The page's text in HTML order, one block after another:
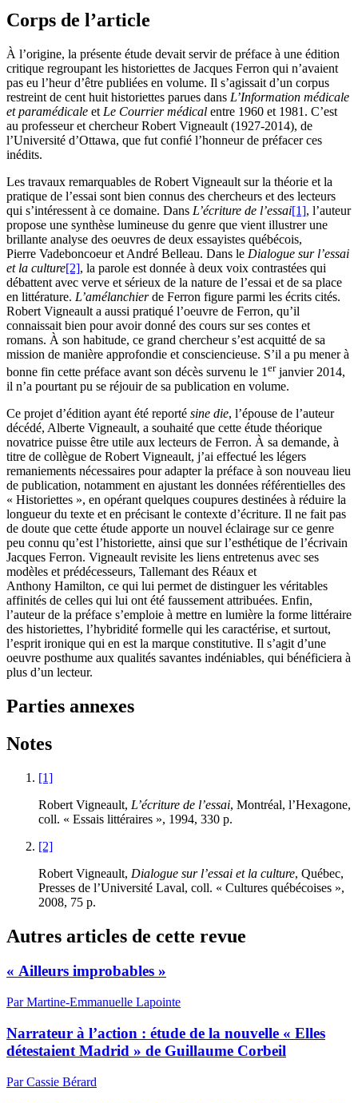
Corps de l’article
À l’origine, la présente étude devait servir de préface à une édition
critique regroupant les historiettes de Jacques Ferron qui n’avaient
pas eu l’heur d’être publiées en volume. Il s’agissait d’un corpus
restreint de cent huit historiettes parues dans L’Information médicale
et paramédicale et Le Courrier médical entre 1960 et 1981. C’est
au professeur et chercheur Robert Vigneault (1927-2014), de
l’Université d’Ottawa, que fut confié l’honneur de préfacer ces
inédits.
Les travaux remarquables de Robert Vigneault sur la théorie et la
pratique de l’essai sont bien connus des chercheurs et des lecteurs
qui s’intéressent à ce domaine. Dans L’écriture de l’essai[1], l’auteur
propose une synthèse lumineuse du genre que vient illustrer une
brillante analyse des oeuvres de deux essayistes québécois,
Pierre Vadeboncoeur et André Belleau. Dans le Dialogue sur l’essai
et la culture[2], la parole est donnée à deux voix contrastées qui
débattent avec verve et sérieux de la nature de l’essai et de sa place
en littérature. L’amélanchierde Ferron figure parmi les écrits cités.
Robert Vigneault a aussi pratiqué l’oeuvre de Ferron, qu’il
connaissait bien pour avoir donné des cours sur ses contes et
romans. À son habitude, ce grand chercheur s’est acquitté de sa
mission de manière approfondie et consciencieuse. S’il a pu mener à
bonne fin cette préface avant son décès survenu le 1 erjanvier 2014,
il n’a pourtant pu se réjouir de sa publication en volume.
Ce projet d’édition ayant été reporté sine die, l’épouse de l’auteur
décédé, Alberte Vigneault, a souhaité que cette étude théorique
novatrice puisse être utile aux lecteurs de Ferron. À sa demande, à
titre de collègue de Robert Vigneault, j’ai effectué les légers
remaniements nécessaires pour adapter la préface à son nouveau lieu
de publication, notamment en ajustant les données référentielles des
« Historiettes », en opérant quelques coupures destinées à réduire la
longueur du texte et en précisant le contexte d’écriture. Il ne fait pas
de doute que cette étude apporte un nouvel éclairage sur ce genre
peu connu qu’est l’historiette, ainsi que sur l’esthétique de l’écrivain
Jacques Ferron. Vigneault revisite les liens entretenus avec ses
modèles et prédécesseurs, Tallemant des Réaux et
Anthony Hamilton, ce qui lui permet de distinguer les véritables
affinités de celles qui lui ont été faussement attribuées. Enfin,
l’auteur de la préface s’emploie à mettre en lumière la forme littéraire
des historiettes, l’hybridité formelle qui les caractérise, et surtout,
l’esprit ironique qui en est la marque constitutive. Il s’agit d’une
oeuvre posthume aux qualités savantes indéniables, qui bénéficiera à
plus d’un lecteur.
Parties annexes
Notes
[1]
Robert Vigneault, L’écriture de l’essai, Montréal, l’Hexagone,
coll. « Essais littéraires », 1994, 330 p.
[2]
Robert Vigneault, Dialogue sur l’essai et la culture, Québec,
Presses de l’Université Laval, coll. « Cultures québécoises »,
2008, 75 p.
Autres articles de cette revue
« Ailleurs improbables »
Par Martine-Emmanuelle Lapointe
Narrateur à l’action : étude de la nouvelle « Elles
détestaient Madrid » de Guillaume Corbeil
Par Cassie Bérard